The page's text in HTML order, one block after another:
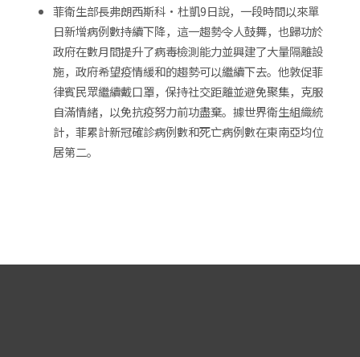
菲衛生部長弗朗西斯科·杜凱9日說，一段時間以來單
日新增病例數持續下降，這一趨勢令人鼓舞，也歸功於
政府在數月間提升了病毒檢測能力並興建了大量隔離設
施，政府希望疫情緩和的趨勢可以繼續下去。他敦促菲
律賓民眾繼續戴口罩，保持社交距離並避免聚集，克服
自滿情緒，以免抗疫努力前功盡棄。據世界衛生組織統
計，菲累計新冠確診病例數和死亡病例數在東南亞均位
居第二。